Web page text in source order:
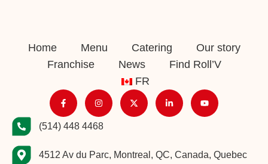
Home Menu Catering
Our story
Franchise
News
Find Roll’V
FR
(514) 448 4468
4512 Av du Parc, Montreal, QC, Canada, Quebec